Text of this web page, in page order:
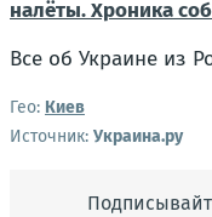
налёты. Хроника
Все об Украине из
Гео: Киев
Источник: Украина.ру